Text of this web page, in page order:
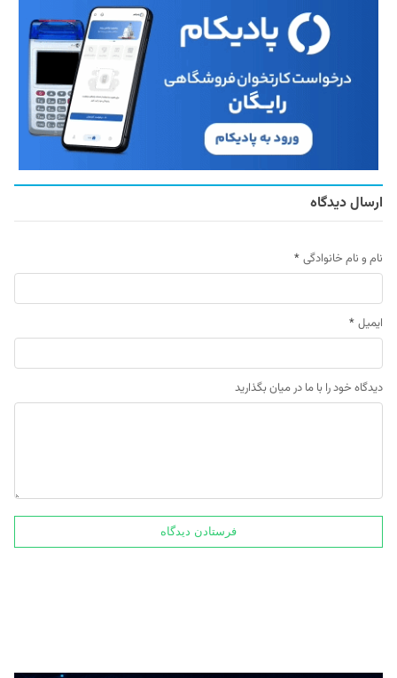
ارسال دیدگاه
نام و نام خانوادگی *
ایمیل *
دیدگاه خود را با ما در میان بگذارید